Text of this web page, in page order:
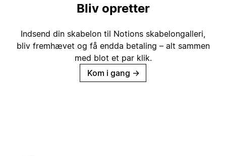
Bliv opretter
Indsend din skabelon til Notions skabelongalleri,
bliv fremhævet og få endda betaling – alt sammen
med blot et par klik.
Kom i gang →